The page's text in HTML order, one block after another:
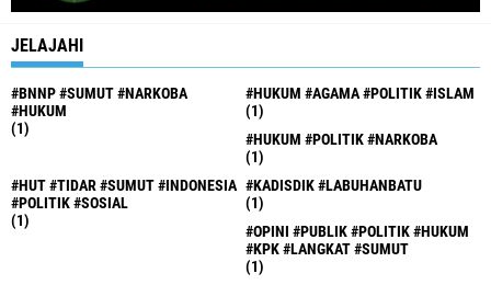
JELAJAHI
#BNNP #SUMUT #NARKOBA
#HUKUM
(1)
#HUKUM #AGAMA #POLITIK #ISLAM
(1)
#HUKUM #POLITIK #NARKOBA
(1)
#HUT #TIDAR #SUMUT #INDONESIA
#POLITIK #SOSIAL
(1)
#KADISDIK #LABUHANBATU
(1)
#OPINI #PUBLIK #POLITIK #HUKUM
#KPK #LANGKAT #SUMUT
(1)